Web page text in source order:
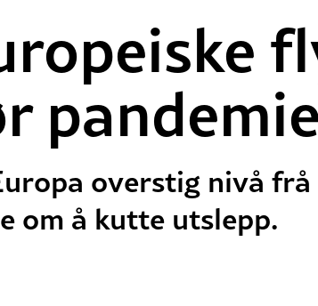
overstig nivå
om å kutte utslepp.